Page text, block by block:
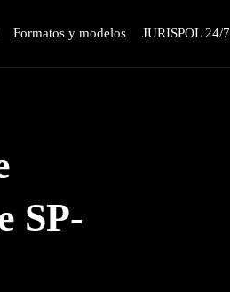
Formatos y modelos JURISPOL 24/7
SP-